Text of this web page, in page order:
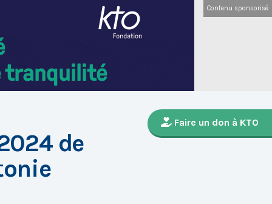
Contenu sponsorisé
Faire un don à KTO
de